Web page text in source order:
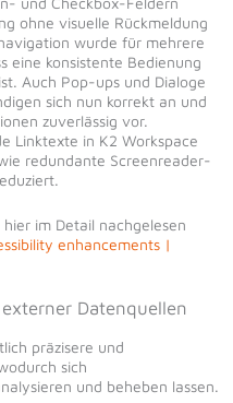
ohne visuelle Rückmeldung
wurde für mehrere
eine konsistente Bedienung
Auch Pop-ups und Dialoge
sich nun korrekt an und
zuverlässig vor.
Linktexte in K2 Workspace
redundante Screenreader-
im Detail nachgelesen
enhancements |
Datenquellen
präzisere und
sich
und beheben lassen.